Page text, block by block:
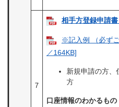
7
相手方登録申請
※記入例 （必ず
／164KB]
新規申請の方、
方
口座情報のわかるもの